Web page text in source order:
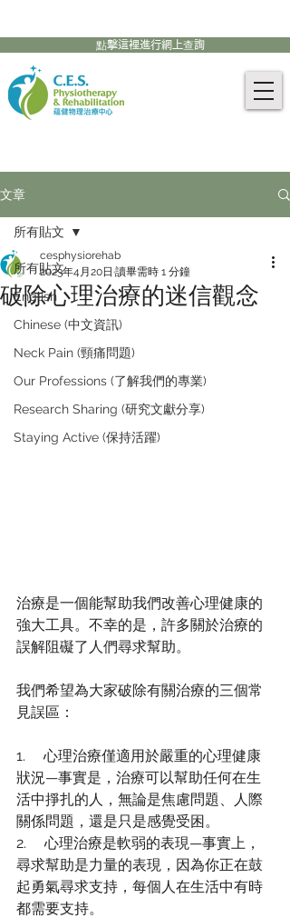
點擊這裡進行網上查詢
文章
所有貼文
English
Chinese (中文資訊)
Neck Pain (頸痛問題)
Our Professions (了解我們的專業)
Research Sharing (研究文獻分享)
Staying Active (保持活躍)
所有貼文
破除心理治療的迷信觀念
cesphysiorehab
2023年4月20日 讀畢需時 1 分鐘
治療是一個能幫助我們改善心理健康的
強大工具。不幸的是，許多關於治療的
誤解阻礙了人們尋求幫助。
我們希望為大家破除有關治療的三個常
見誤區：
1.     心理治療僅適用於嚴重的心理健康
狀況—事實是，治療可以幫助任何在生
活中掙扎的人，無論是焦慮問題、人際
關係問題，還是只是感覺受困。
2.     心理治療是軟弱的表現—事實上，
尋求幫助是力量的表現，因為你正在鼓
起勇氣尋求支持，每個人在生活中有時
都需要支持。